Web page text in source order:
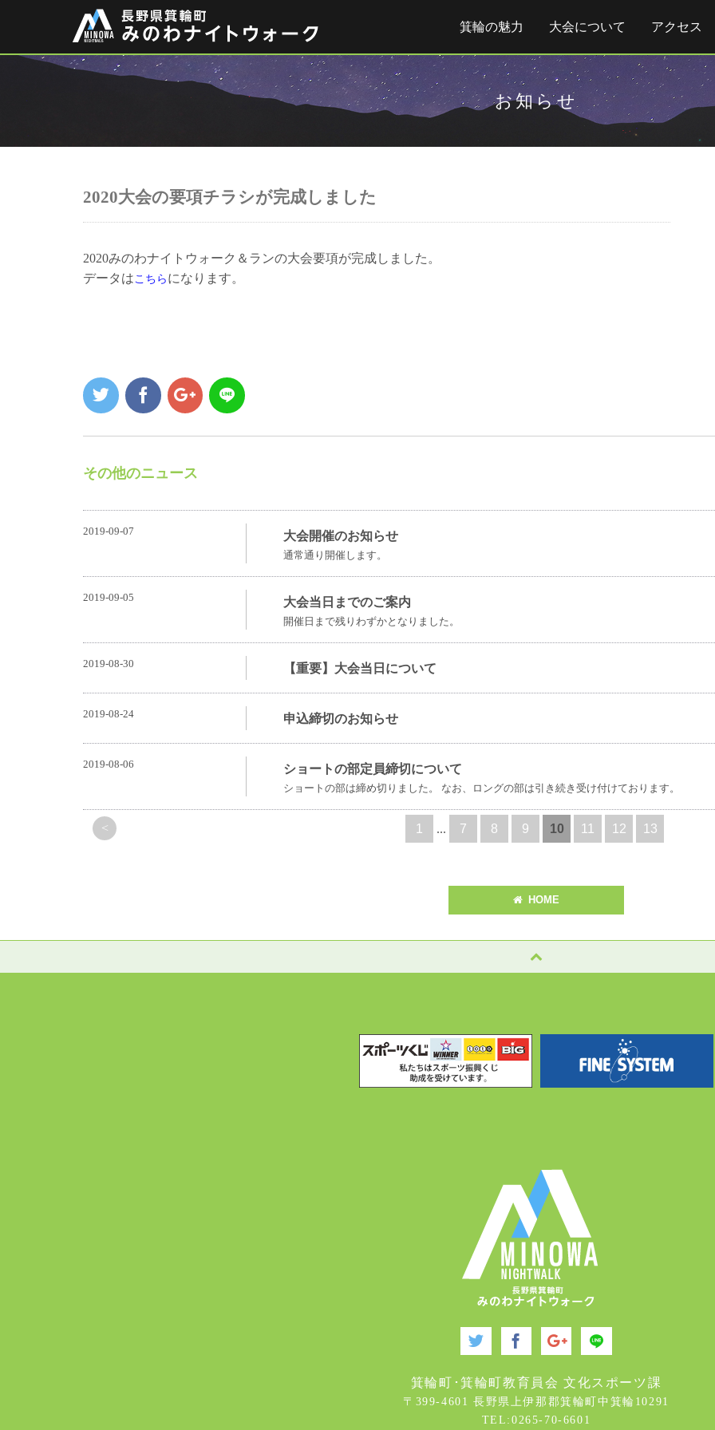
箕輪の魅力 大会について アクセス
お知らせ
2020大会の要項チラシが完成しました
2020みのわナイトウォーク＆ランの大会要項が完成しました。
データはこちらになります。
その他のニュース
2019-09-07 大会開催のお知らせ
通常通り開催します。
2019-09-05 大会当日までのご案内
開催日まで残りわずかとなりました。
2019-08-30 【重要】大会当日について
2019-08-24 申込締切のお知らせ
2019-08-06 ショートの部定員締切について
ショートの部は締め切りました。 なお、ロングの部は引き続き受け付けております。
< 1 ... 7 8 9 10 11 12 13
HOME
箕輪町･箕輪町教育員会 文化スポーツ課
〒399-4601 長野県上伊那郡箕輪町中箕輪10291
TEL:0265-70-6601